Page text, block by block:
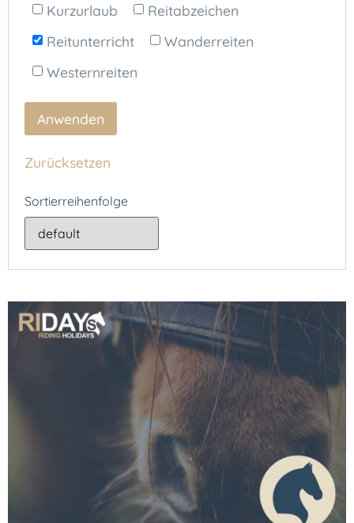
Kurzurlaub
Reitabzeichen
Reitunterricht
Wanderreiten
Westernreiten
Zurücksetzen
Sortierreihenfolge